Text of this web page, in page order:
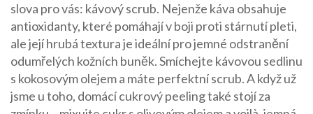
slova pro vás: kávový scrub. Nejenže káva obsahuje
antioxidanty, které pomáhají v boji proti stárnutí pleti,
ale její hrubá textura je ideální pro jemné odstranění
odumřelých kožních buněk. Smíchejte kávovou sedlinu
s kokosovým olejem a máte perfektní scrub. A když už
jsme u toho, domácí cukrový peeling také stojí za